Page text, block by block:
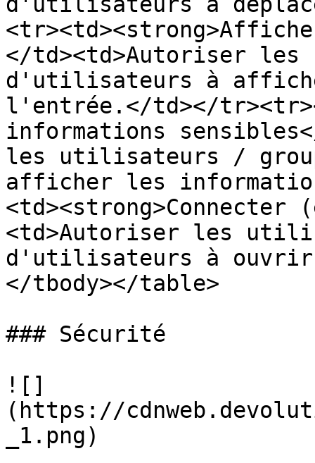
</td><td>Autoriser
d'utilisateurs à
l'entrée.</td></
informations
les utilisateurs /
afficher les
<td><strong>Connecter
<td>Autoriser les
d'utilisateurs à ouvrir
</tbody></table>
### Sécurité
![]
(https://
_1.png)